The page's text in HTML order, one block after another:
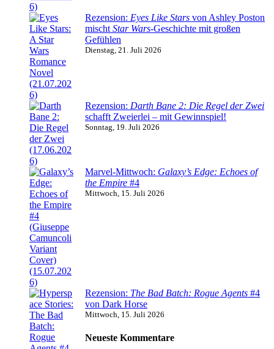
Rezension: Eyes Like Stars von Ashley Poston
mischt Star Wars-Geschichte mit großen
Gefühlen
Dienstag, 21. Juli 2026
Rezension: Darth Bane 2: Die Regel der Zwei
schafft Zweierlei – mit Gewinnspiel!
Sonntag, 19. Juli 2026
Marvel-Mittwoch: Galaxy’s Edge: Echoes of
the Empire #4
Mittwoch, 15. Juli 2026
Rezension: The Bad Batch: Rogue Agents #4
von Dark Horse
Mittwoch, 15. Juli 2026
Neueste Kommentare